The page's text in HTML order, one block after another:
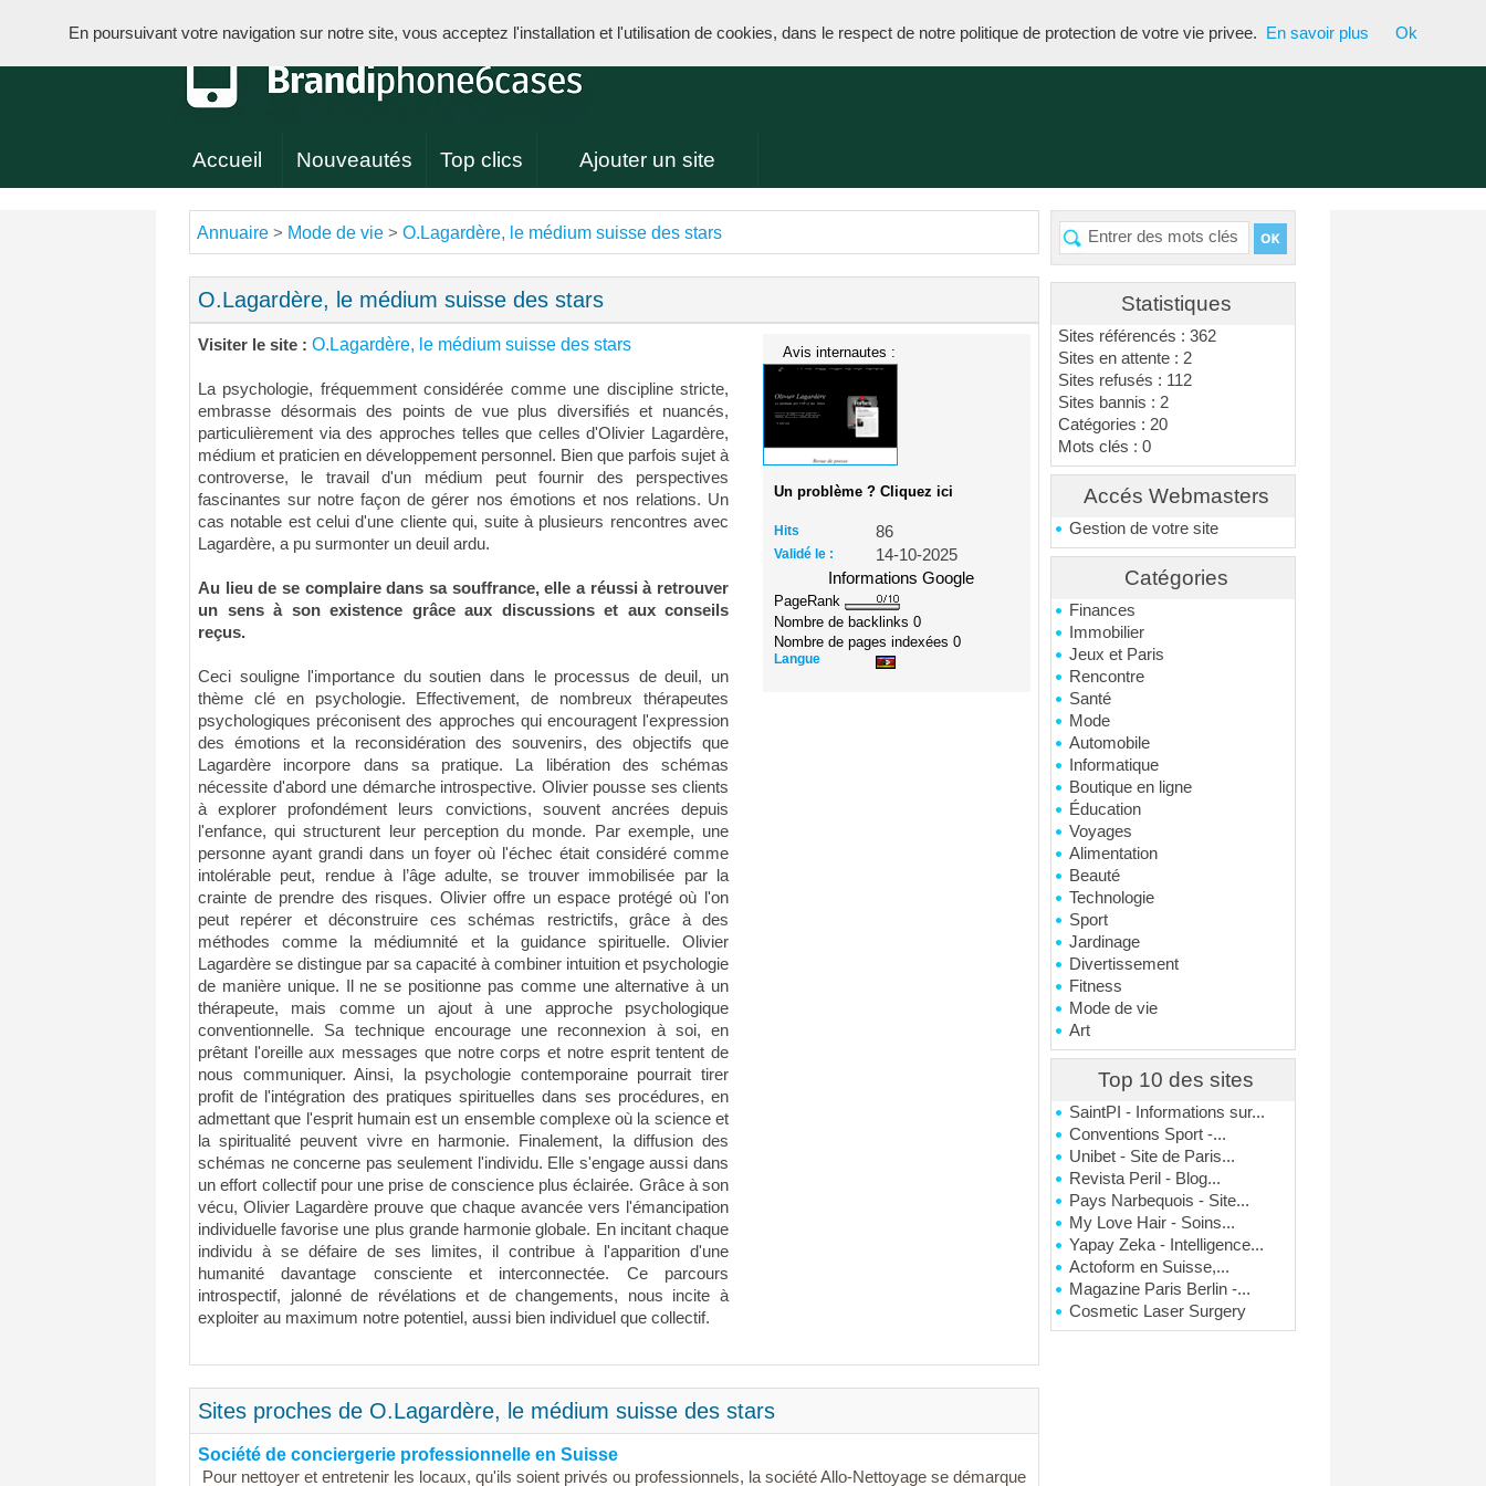
Accueil Nouveautés Top clics Ajouter un site
Statistiques
Sites référencés : 362
Sites en attente : 2
Sites refusés : 112
Sites bannis : 2
Catégories : 20
Mots clés : 0
Accés Webmasters
Gestion de votre site
Catégories
Finances
Immobilier
Jeux et Paris
Rencontre
Santé
Mode
Automobile
Informatique
Boutique en ligne
Éducation
Voyages
Alimentation
Beauté
Technologie
Sport
Jardinage
Divertissement
Fitness
Mode de vie
Art
Top 10 des sites
SaintPI - Informations sur...
Conventions Sport -...
Unibet - Site de Paris...
Revista Peril - Blog...
Pays Narbequois - Site...
My Love Hair - Soins...
Yapay Zeka - Intelligence...
Actoform en Suisse,...
Magazine Paris Berlin -...
Cosmetic Laser Surgery
Annuaire > Mode de vie > O.Lagardère, le médium suisse des stars
O.Lagardère, le médium suisse des stars
Visiter le site : O.Lagardère, le médium suisse des stars
La psychologie, fréquemment considérée comme une discipline stricte,
embrasse désormais des points de vue plus diversifiés et nuancés,
particulièrement via des approches telles que celles d'Olivier Lagardère,
médium et praticien en développement personnel. Bien que parfois sujet à
controverse, le travail d'un médium peut fournir des perspectives
fascinantes sur notre façon de gérer nos émotions et nos relations. Un
cas notable est celui d'une cliente qui, suite à plusieurs rencontres avec
Lagardère, a pu surmonter un deuil ardu.
Au lieu de se complaire dans sa souffrance, elle a réussi à retrouver
un sens à son existence grâce aux discussions et aux conseils
reçus.
Ceci souligne l'importance du soutien dans le processus de deuil, un
thème clé en psychologie. Effectivement, de nombreux thérapeutes
psychologiques préconisent des approches qui encouragent l'expression
des émotions et la reconsidération des souvenirs, des objectifs que
Lagardère incorpore dans sa pratique. La libération des schémas
nécessite d'abord une démarche introspective. Olivier pousse ses clients
à explorer profondément leurs convictions, souvent ancrées depuis
l'enfance, qui structurent leur perception du monde. Par exemple, une
personne ayant grandi dans un foyer où l'échec était considéré comme
intolérable peut, rendue à l’âge adulte, se trouver immobilisée par la
crainte de prendre des risques. Olivier offre un espace protégé où l'on
peut repérer et déconstruire ces schémas restrictifs, grâce à des
méthodes comme la médiumnité et la guidance spirituelle. Olivier
Lagardère se distingue par sa capacité à combiner intuition et psychologie
de manière unique. Il ne se positionne pas comme une alternative à un
thérapeute, mais comme un ajout à une approche psychologique
conventionnelle. Sa technique encourage une reconnexion à soi, en
prêtant l'oreille aux messages que notre corps et notre esprit tentent de
nous communiquer. Ainsi, la psychologie contemporaine pourrait tirer
profit de l'intégration des pratiques spirituelles dans ses procédures, en
admettant que l'esprit humain est un ensemble complexe où la science et
la spiritualité peuvent vivre en harmonie. Finalement, la diffusion des
schémas ne concerne pas seulement l'individu. Elle s'engage aussi dans
un effort collectif pour une prise de conscience plus éclairée. Grâce à son
vécu, Olivier Lagardère prouve que chaque avancée vers l'émancipation
individuelle favorise une plus grande harmonie globale. En incitant chaque
individu à se défaire de ses limites, il contribue à l'apparition d'une
humanité davantage consciente et interconnectée. Ce parcours
introspectif, jalonné de révélations et de changements, nous incite à
exploiter au maximum notre potentiel, aussi bien individuel que collectif.
Avis internautes :
Un problème ? Cliquez ici
Hits 86
Validé le :
14-10-2025
Informations Google
PageRank
Nombre de backlinks0
Nombre de pages indexées0
Langue
Sites proches de O.Lagardère, le médium suisse des stars
Société de conciergerie professionnelle en Suisse
Pour nettoyer et entretenir les locaux, qu'ils soient privés ou professionnels, la société Allo-Nettoyage se démarque
En poursuivant votre navigation sur notre site, vous acceptez l'installation et l'utilisation de cookies, dans le respect de notre politique de protection de votre vie privee. En savoir plus Ok